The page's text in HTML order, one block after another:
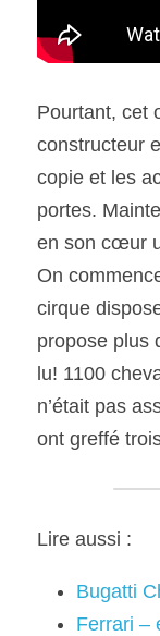
Pourtant, cet
constructeur
copie et les
portes.
en son cœur
On
cirque
propose plus
lu! 1100
n’était pas
ont greffé
Lire aussi :
Bugatti
Ferrari –